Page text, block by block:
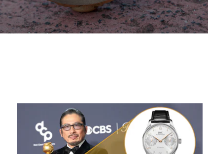
Watch Spotting: 2025年第82回ゴールデングローブ
賞の授賞式で見かけた腕時計